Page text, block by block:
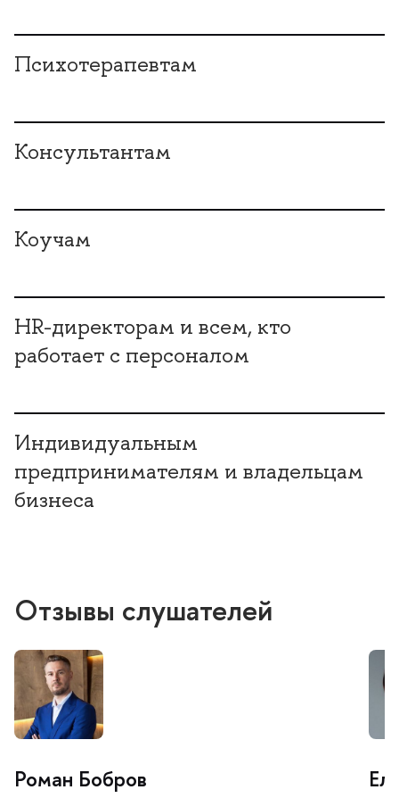
Психотерапевтам
Консультантам
Коучам
HR-директорам и всем, кто
работает с персоналом
Индивидуальным
предпринимателям и владельцам
изнеса
Отзывы слушателей
Роман Бобро